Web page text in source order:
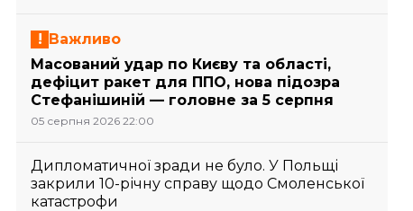
Важливо
Масований удар по Києву та області,
дефіцит ракет для ППО, нова підозра
Стефанішиній — головне за 5 серпня
05 серпня 2026 22:00
Дипломатичної зради не було. У Польщі
закрили 10-річну справу щодо Смоленської
катастрофи